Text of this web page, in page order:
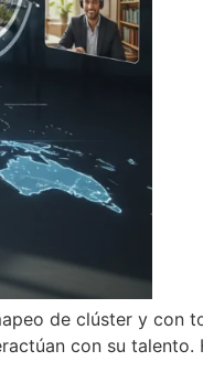
de clúster y con
con su